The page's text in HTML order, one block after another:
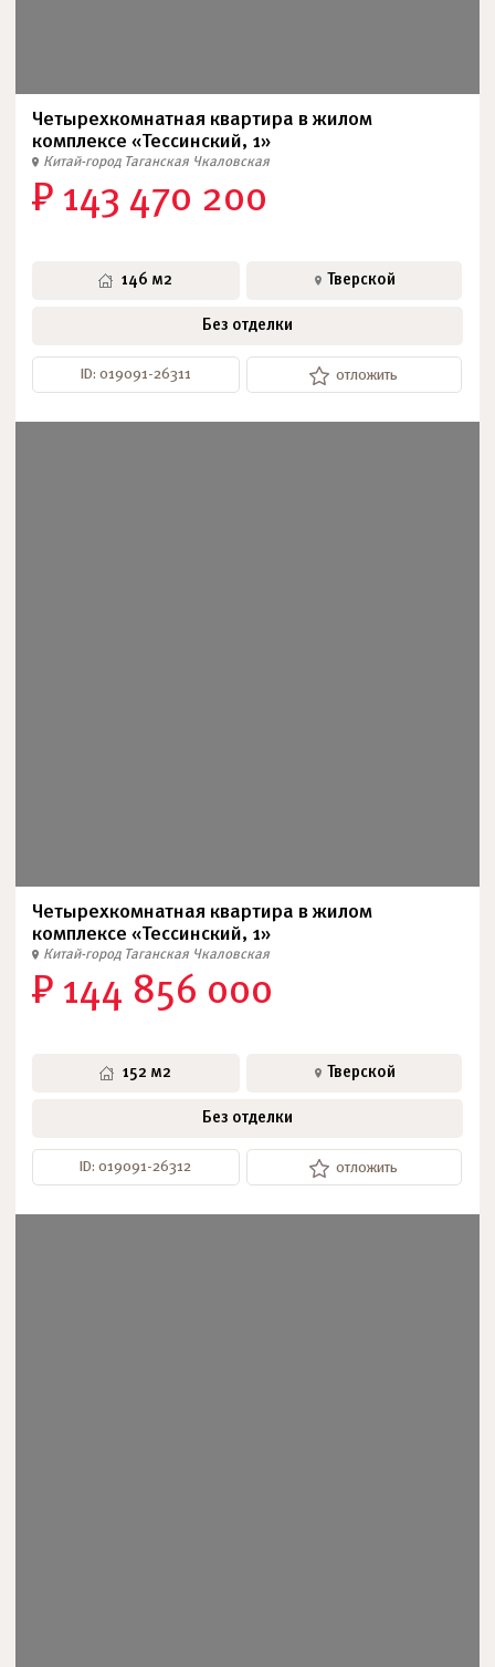
Четырехкомнатная квартира в жилом
комплексе «Тессинский, 1»
Китай-город Таганская Чкаловская
₽ 143 470 200
146 м2 Тверской
Без отделки
ID: 019091-26311 отложить
Четырехкомнатная квартира в жилом
комплексе «Тессинский, 1»
Китай-город Таганская Чкаловская
₽ 144 856 000
152 м2 Тверской
Без отделки
ID: 019091-26312 отложить